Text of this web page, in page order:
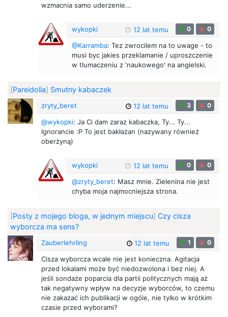
wzmacnia samo uderzenie...
wykopki 12 lat temu 0 0
@Karramba: Tez zwrocilem na to uwage - to
musi byc jakies przeklamanie / uproszczenie
w tlumaczeniu z 'naukowego' na angielski.
[Pareidolia] Smutny kabaczek
zryty_beret 12 lat temu 3 0
@wykopki: Ja Ci dam zaraz kabaczka, Ty... Ty...
Ignorancie :P To jest bakłażan (nazywany również
oberżyną)
wykopki 12 lat temu 0 0
@zryty_beret: Masz mnie. Zielenina nie jest
chyba moja najmocniejsza strona.
[Posty z mojego bloga, w jednym miejscu] Czy cisza
wyborcza ma sens?
Zauberlehrling 12 lat temu 1 0
Cisza wyborcza wcale nie jest konieczna. Agitacja
przed lokalami może być niedozwolona i bez niej. A
jeśli sondaże poparcia dla partii politycznych mają aż
tak negatywny wpływ na decyzje wyborców, to czemu
nie zakazać ich publikacji w ogóle, nie tylko w krótkim
czasie przed wyborami?